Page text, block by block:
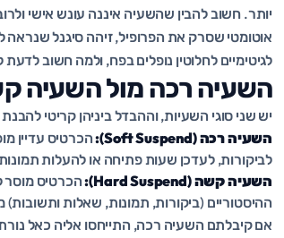
יותר. חשוב להבין שהשעיה איננה עונש אישי
אוטומטי שסרק את הפרופיל, זיהה סיגנל שנראה
לגיטימיים לחלוטין נופלים בפח, ולמה חשוב
השעיה רכה מול השעיה
יש שני סוגי השעיות, וההבדל ביניהן קריטי
השעיה רכה (Soft Suspend):
הכרטיס עדיין
לביקורות, לעדכן שעות פתיחה או להעלות
השעיה קשה (Hard Suspend):
הכרטיס מוסר
ההיסטוריים (ביקורות, תמונות, שאלות
אם קיבלתם השעיה רכה, התייחסו אליה כאל